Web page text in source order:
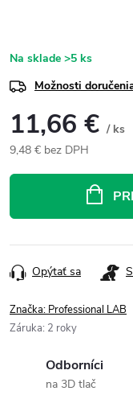
Na sklade >5 ks
Možnosti
11,66 € / ks
9,48 € bez DPH
Opýtať sa
Značka: Professional LAB
Záruka: 2 roky
Odborníci
na 3D tlač